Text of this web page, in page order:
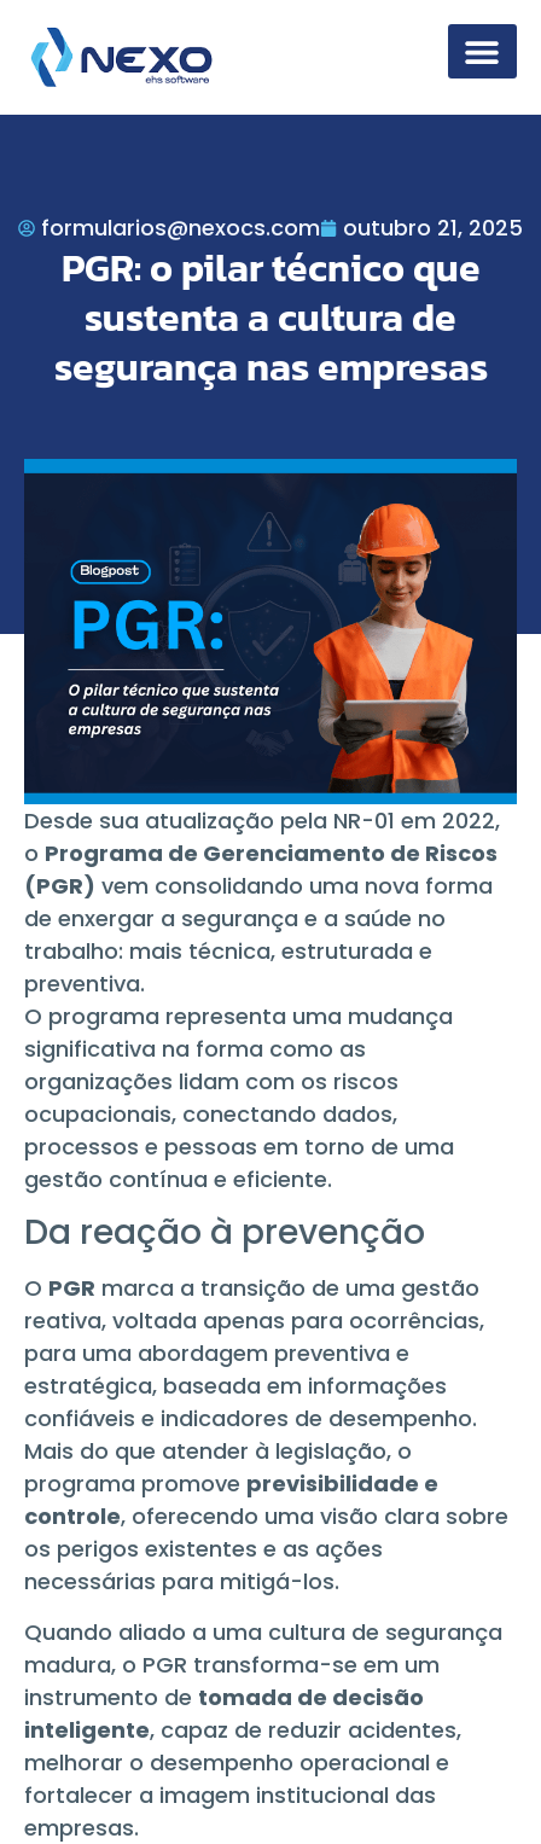
formularios@nexocs.com outubro 21, 2025
PGR: o pilar técnico que
sustenta a cultura de
segurança nas empresas
Desde sua atualização pela NR-01 em 2022,
o Programa de Gerenciamento de Riscos
(PGR) vem consolidando uma nova forma
de enxergar a segurança e a saúde no
trabalho: mais técnica, estruturada e
preventiva.
O programa representa uma mudança
significativa na forma como as
organizações lidam com os riscos
ocupacionais, conectando dados,
processos e pessoas em torno de uma
gestão contínua e eficiente.
Da reação à prevenção
O PGR marca a transição de uma gestão
reativa, voltada apenas para ocorrências,
para uma abordagem preventiva e
estratégica, baseada em informações
confiáveis e indicadores de desempenho.
Mais do que atender à legislação, o
programa promove previsibilidade e
controle, oferecendo uma visão clara sobre
os perigos existentes e as ações
necessárias para mitigá-los.
Quando aliado a uma cultura de segurança
madura, o PGR transforma-se em um
instrumento de tomada de decisão
inteligente, capaz de reduzir acidentes,
melhorar o desempenho operacional e
fortalecer a imagem institucional das
empresas.